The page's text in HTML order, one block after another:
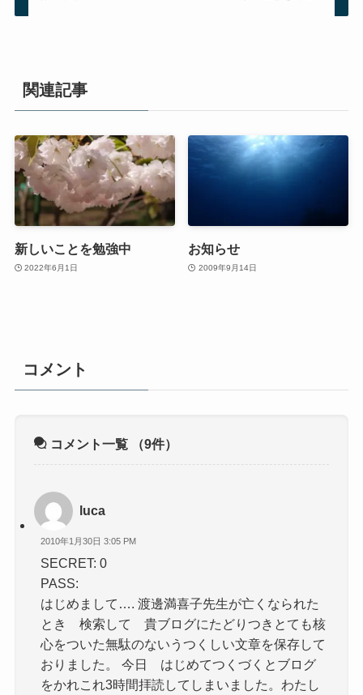
関連記事
新しいことを勉強中
2022年6月1日
お知らせ
2009年9月14日
コメント
コメント一覧 （9件）
luca
2010年1月30日 3:05 PM
SECRET: 0
PASS:
はじめまして…. 渡邊満喜子先生が亡くなられた
とき 検索して 貴ブログにたどりつきとても核
心をついた無駄のないうつくしい文章を保存して
おりました。 今日 はじめてつくづくとブログ
をかれこれ3時間拝読してしまいました。わたし